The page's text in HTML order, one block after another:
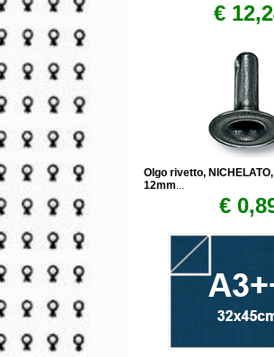
€
Olgo rivetto,
12mm...
€